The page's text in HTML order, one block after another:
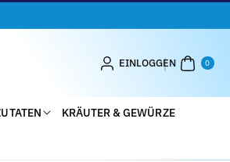
EINLOGGEN 0
AR
TIK
KRÄUTER & GEWÜRZE